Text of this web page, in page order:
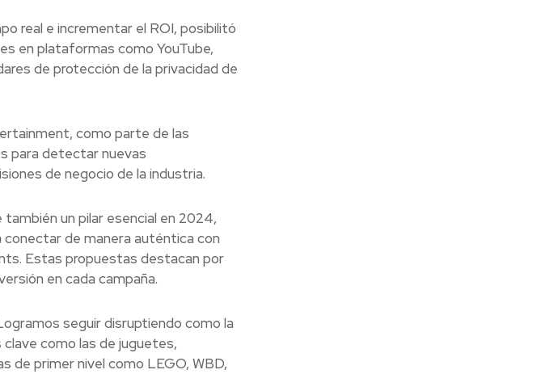
real e incrementar el ROI, posibilitó
en plataformas como YouTube,
de protección de la privacidad de
como parte de las
para detectar nuevas
de negocio de la industria.
un pilar esencial en 2024,
de manera auténtica con
Estas propuestas destacan por
en cada campaña.
seguir disruptiendo como la
como las de juguetes,
de primer nivel como LEGO, WBD,